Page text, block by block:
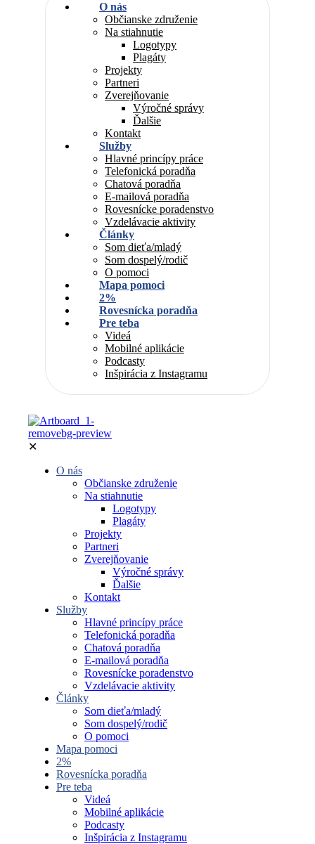
O nás
Občianske združenie
Na stiahnutie
Logotypy
Plagáty
Projekty
Partneri
Zverejňovanie
Výročné správy
Ďalšie
Kontakt
Služby
Hlavné princípy práce
Telefonická poradňa
Chatová poradňa
E-mailová poradňa
Rovesnícke poradenstvo
Vzdelávacie aktivity
Články
Som dieťa/mladý
Som dospelý/rodič
O pomoci
Mapa pomoci
2%
Rovesnícka poradňa
Pre teba
Videá
Mobilné aplikácie
Podcasty
Inšpirácia z Instagramu
✕
O nás
Občianske združenie
Na stiahnutie
Logotypy
Plagáty
Projekty
Partneri
Zverejňovanie
Výročné správy
Ďalšie
Kontakt
Služby
Hlavné princípy práce
Telefonická poradňa
Chatová poradňa
E-mailová poradňa
Rovesnícke poradenstvo
Vzdelávacie aktivity
Články
Som dieťa/mladý
Som dospelý/rodič
O pomoci
Mapa pomoci
2%
Rovesnícka poradňa
Pre teba
Videá
Mobilné aplikácie
Podcasty
Inšpirácia z Instagramu